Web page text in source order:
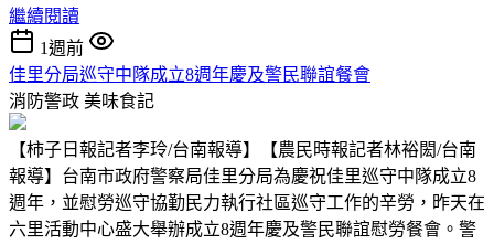
繼續閱讀
1週前
佳里分局巡守中隊成立8週年慶及警民聯誼餐會
消防警政 美味食記
【柿子日報記者李玲/台南報導】【農民時報記者林裕閎/台南
報導】台南市政府警察局佳里分局為慶祝佳里巡守中隊成立8
週年，並慰勞巡守協勤民力執行社區巡守工作的辛勞，昨天在
六里活動中心盛大舉辦成立8週年慶及警民聯誼慰勞餐會。警